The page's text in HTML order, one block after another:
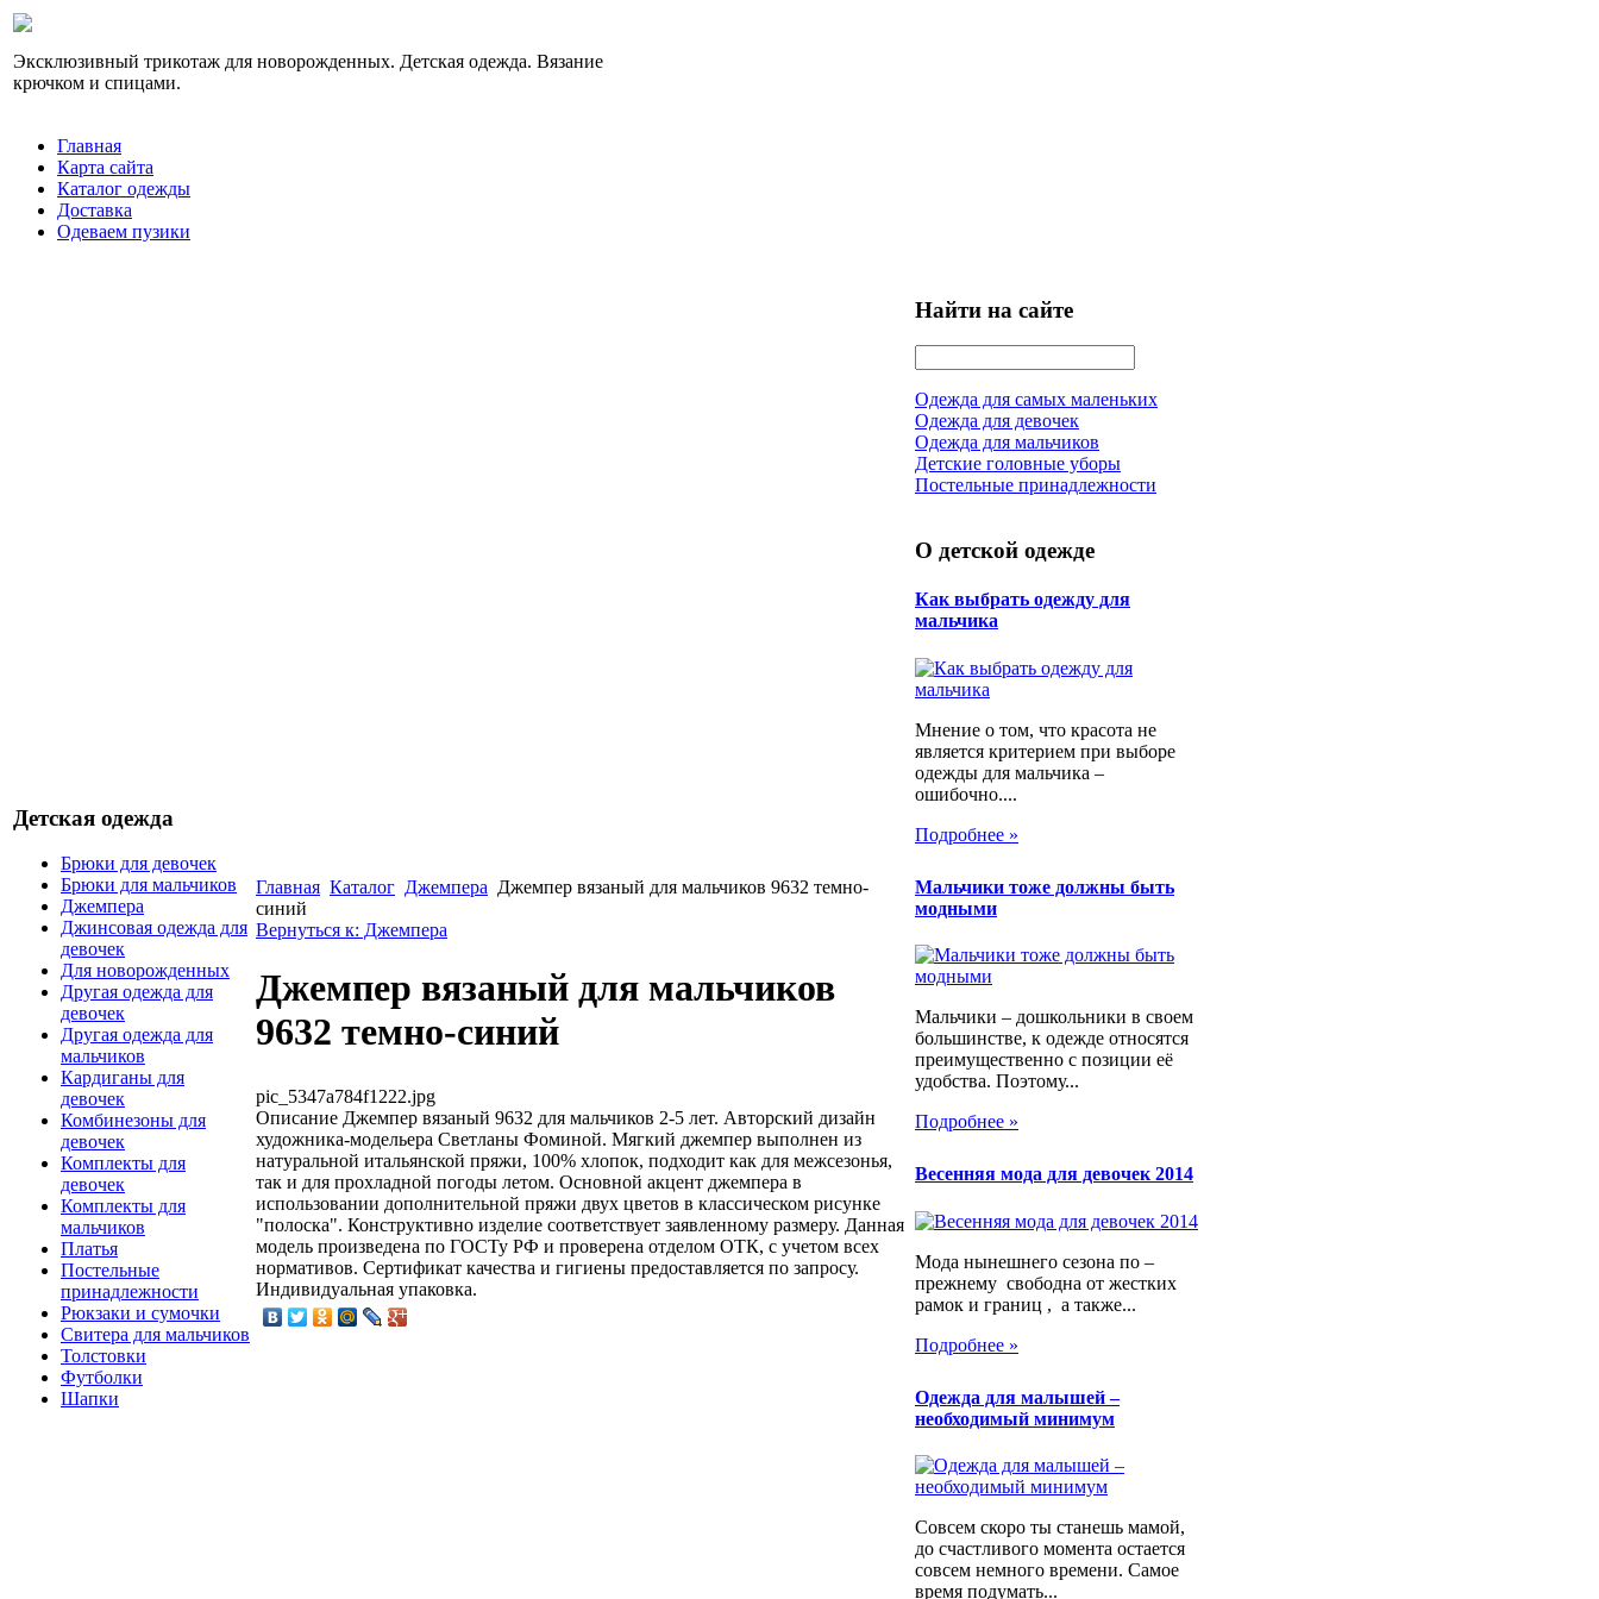
Эксклюзивный трикотаж для новорожденных. Детская одежда. Вязание
крючком и спицами.
Главная
Карта сайта
Каталог одежды
Доставка
Одеваем пузики
Детская одежда
Брюки для девочек
Брюки для мальчиков
Джемпера
Джинсовая одежда для
девочек
Для новорожденных
Другая одежда для
девочек
Другая одежда для
мальчиков
Кардиганы для
девочек
Комбинезоны для
девочек
Комплекты для
девочек
Комплекты для
мальчиков
Платья
Постельные
принадлежности
Рюкзаки и сумочки
Свитера для мальчиков
Толстовки
Футболки
Шапки
Главная Каталог Джемпера Джемпер вязаный для мальчиков 9632 темно-
синий
Вернуться к: Джемпера
Джемпер вязаный для мальчиков
9632 темно-синий
pic_5347a784f1222.jpg
Описание Джемпер вязаный 9632 для мальчиков 2-5 лет. Авторский дизайн
художника-модельера Светланы Фоминой. Мягкий джемпер выполнен из
натуральной итальянской пряжи, 100% хлопок, подходит как для межсезонья,
так и для прохладной погоды летом. Основной акцент джемпера в
использовании дополнительной пряжи двух цветов в классическом рисунке
"полоска". Конструктивно изделие соответствует заявленному размеру. Данная
модель произведена по ГОСТу РФ и проверена отделом ОТК, с учетом всех
нормативов. Сертификат качества и гигиены предоставляется по запросу.
Индивидуальная упаковка.
Найти на сайте
Одежда для самых маленьких
Одежда для девочек
Одежда для мальчиков
Детские головные уборы
Постельные принадлежности
О детской одежде
Как выбрать одежду для
мальчика
Мнение о том, что красота не
является критерием при выборе
одежды для мальчика –
ошибочно....
Подробнее »
Мальчики тоже должны быть
модными
Мальчики – дошкольники в своем
большинстве, к одежде относятся
преимущественно с позиции её
удобства. Поэтому...
Подробнее »
Весенняя мода для девочек 2014
Мода нынешнего сезона по –
прежнему свободна от жестких
рамок и границ , а также...
Подробнее »
Одежда для малышей –
необходимый минимум
Совсем скоро ты станешь мамой,
до счастливого момента остается
совсем немного времени. Самое
время подумать...